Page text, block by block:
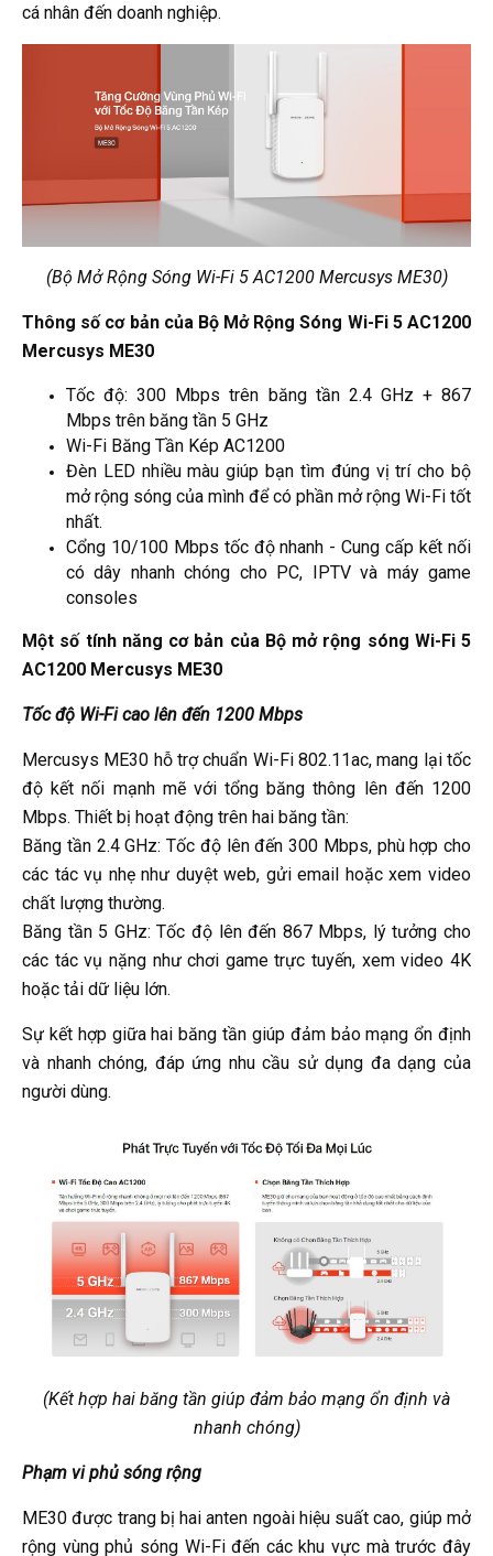
cá nhân đến doanh nghiệp.
(Bộ Mở Rộng Sóng Wi-Fi 5 AC1200 Mercusys ME30)
Thông số cơ bản của Bộ Mở Rộng Sóng Wi-Fi 5 AC1200
Mercusys ME30
Tốc độ: 300 Mbps trên băng tần 2.4 GHz + 867
Mbps trên băng tần 5 GHz
Wi-Fi Băng Tần Kép AC1200
Đèn LED nhiều màu giúp bạn tìm đúng vị trí cho bộ
mở rộng sóng của mình để có phần mở rộng Wi-Fi tốt
nhất.
Cổng 10/100 Mbps tốc độ nhanh - Cung cấp kết nối
có dây nhanh chóng cho PC, IPTV và máy game
consoles
Một số tính năng cơ bản của Bộ mở rộng sóng Wi-Fi 5
AC1200 Mercusys ME30
Tốc độ Wi-Fi cao lên đến 1200 Mbps
Mercusys ME30 hỗ trợ chuẩn Wi-Fi 802.11ac, mang lại tốc
độ kết nối mạnh mẽ với tổng băng thông lên đến 1200
Mbps. Thiết bị hoạt động trên hai băng tần:
Băng tần 2.4 GHz: Tốc độ lên đến 300 Mbps, phù hợp cho
các tác vụ nhẹ như duyệt web, gửi email hoặc xem video
chất lượng thường.
Băng tần 5 GHz: Tốc độ lên đến 867 Mbps, lý tưởng cho
các tác vụ nặng như chơi game trực tuyến, xem video 4K
hoặc tải dữ liệu lớn.
Sự kết hợp giữa hai băng tần giúp đảm bảo mạng ổn định
và nhanh chóng, đáp ứng nhu cầu sử dụng đa dạng của
người dùng.
(Kết hợp hai băng tần giúp đảm bảo mạng ổn định và
nhanh chóng)
Phạm vi phủ sóng rộng
ME30 được trang bị hai anten ngoài hiệu suất cao, giúp mở
rộng vùng phủ sóng Wi-Fi đến các khu vực mà trước đây